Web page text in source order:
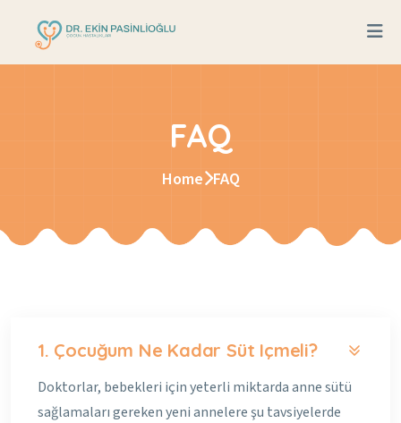
FAQ
Home FAQ
1. Çocuğum Ne Kadar Süt Içmeli?
Doktorlar, bebekleri için yeterli miktarda anne sütü
sağlamaları gereken yeni annelere şu tavsiyelerde